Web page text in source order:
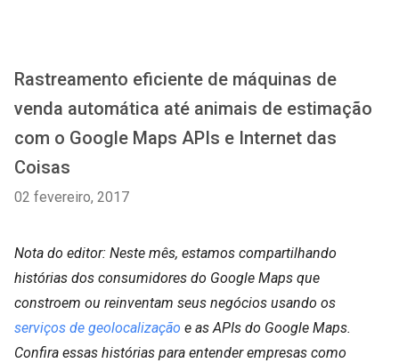
Rastreamento eficiente de máquinas de
venda automática até animais de estimação
com o Google Maps APIs e Internet das
Coisas
02 fevereiro, 2017
Nota do editor: Neste mês, estamos compartilhando
histórias dos consumidores do Google Maps que
constroem ou reinventam seus negócios usando os
serviços de geolocalização e as APIs do Google Maps.
Confira essas histórias para entender empresas como